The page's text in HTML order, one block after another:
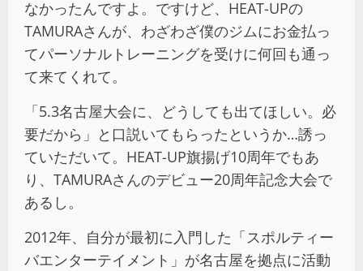
なかったんですよ。ですけど、HEAT-UPの
TAMURAさんが、わざわざ僕のジムにお金払っ
てパーソナルトレーニングを受けに何回も通っ
て来てくれて。
「5.3名古屋大会に、どうしても出てほしい。必
要だから」と口説いてもらったというか…誘っ
ていただいて。HEAT-UP旗揚げ10周年でもあ
り、TAMURAさんのデビュー20周年記念大会で
あるし。
2012年、自分が最初に入門した「スポルティー
バエンターテイメント」が名古屋を拠点に活動